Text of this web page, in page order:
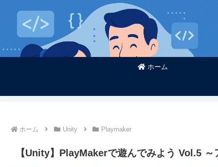
ホーム
ホーム Unity Playmaker
【Unity】PlayMakerで遊んでみよう Vol.5